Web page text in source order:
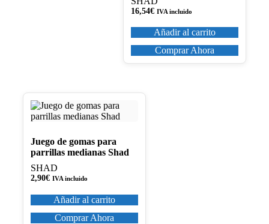
16,54€ IVA incluido
Añadir al carrito
Comprar Ahora
Juego de gomas para
parrillas medianas Shad
SHAD
2,90€ IVA incluido
Añadir al carrito
Comprar Ahora